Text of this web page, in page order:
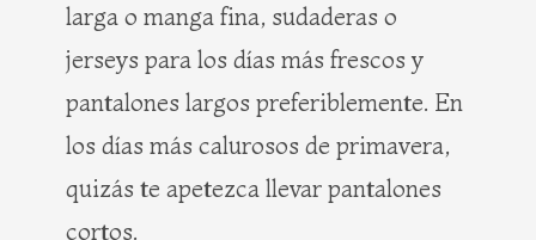
larga o manga fina, sudaderas o
jerseys para los días más frescos y
pantalones largos preferiblemente. En
los días más calurosos de primavera,
quizás te apetezca llevar pantalones
cortos.